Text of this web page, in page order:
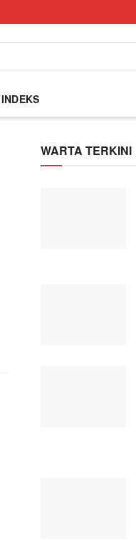
INDEKS
WARTA TERKINI